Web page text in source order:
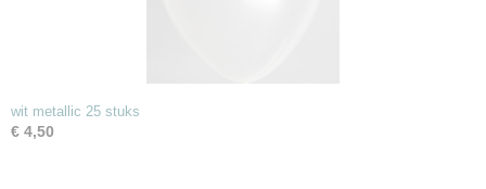
wit metallic 25 stuks
€ 4,50